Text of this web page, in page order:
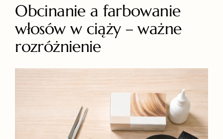
Obcinanie a farbowanie
włosów w ciąży – ważne
rozróżnienie